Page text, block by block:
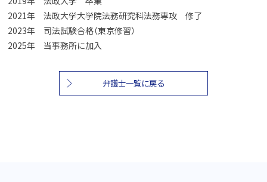
2021年 法政大学大学院法務研究科法務専攻 修了
2023年 司法試験合格（東京修習）
2025年 当事務所に加入
弁護士一覧に戻る